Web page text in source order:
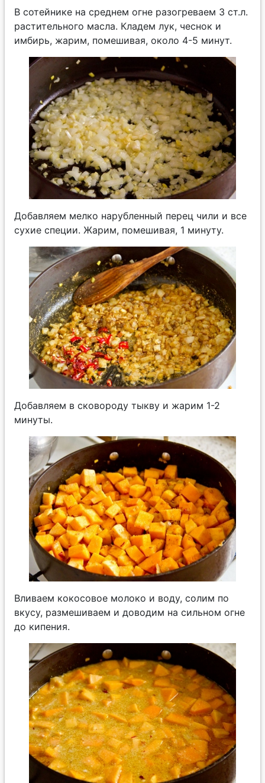
В сотейнике на среднем огне разогреваем 3 ст.л.
растительного масла. Кладем лук, чеснок и
имбирь, жарим, помешивая, около 4-5 минут.
Добавляем мелко нарубленный перец чили и все
сухие специи. Жарим, помешивая, 1 минуту.
Добавляем в сковороду тыкву и жарим 1-2
минуты.
Вливаем кокосовое молоко и воду, солим по
вкусу, размешиваем и доводим на сильном огне
до кипения.